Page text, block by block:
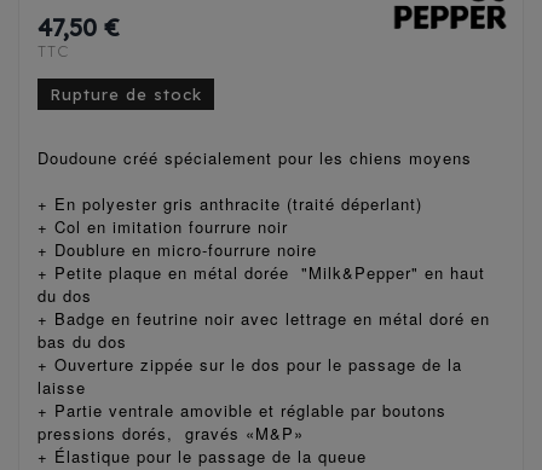
47,50 €
TTC
Rupture de stock
Doudoune créé spécialement pour les chiens moyens
+ En polyester gris anthracite (traité déperlant)
+ Col en imitation fourrure noir
+ Doublure en micro-fourrure noire
+ Petite plaque en métal dorée "Milk&Pepper" en haut
du dos
+ Badge en feutrine noir avec lettrage en métal doré en
bas du dos
+ Ouverture zippée sur le dos pour le passage de la
laisse
+ Partie ventrale amovible et réglable par boutons
pressions dorés, gravés «M&P»
+ Élastique pour le passage de la queue